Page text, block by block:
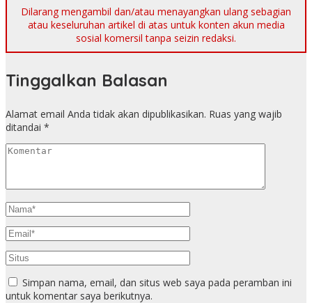
Dilarang mengambil dan/atau menayangkan ulang sebagian
atau keseluruhan artikel di atas untuk konten akun media
sosial komersil tanpa seizin redaksi.
Tinggalkan Balasan
Alamat email Anda tidak akan dipublikasikan. Ruas yang wajib
ditandai *
Simpan nama, email, dan situs web saya pada peramban ini
untuk komentar saya berikutnya.